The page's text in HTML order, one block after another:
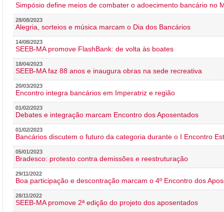
Simpósio define meios de combater o adoecimento bancário no
28/08/2023
Alegria, sorteios e música marcam o Dia dos Bancários
14/08/2023
SEEB-MA promove FlashBank: de volta às boates
18/04/2023
SEEB-MA faz 88 anos e inaugura obras na sede recreativa
20/03/2023
Encontro integra bancários em Imperatriz e região
01/02/2023
Debates e integração marcam Encontro dos Aposentados
01/02/2023
Bancários discutem o futuro da categoria durante o I Encontro
05/01/2023
Bradesco: protesto contra demissões e reestruturação
29/11/2022
Boa participação e descontração marcam o 4º Encontro dos
28/11/2022
SEEB-MA promove 2ª edição do projeto dos aposentados